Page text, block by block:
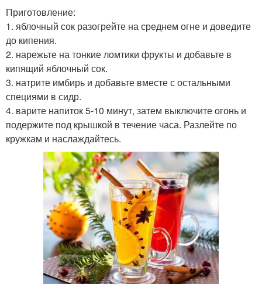
Приготовление:
1. яблочный сок разогрейте на среднем огне и доведите
до кипения.
2. нарежьте на тонкие ломтики фрукты и добавьте в
кипящий яблочный сок.
3. натрите имбирь и добавьте вместе с остальными
специями в сидр.
4. варите напиток 5-10 минут, затем выключите огонь и
подержите под крышкой в течение часа. Разлейте по
кружкам и наслаждайтесь.